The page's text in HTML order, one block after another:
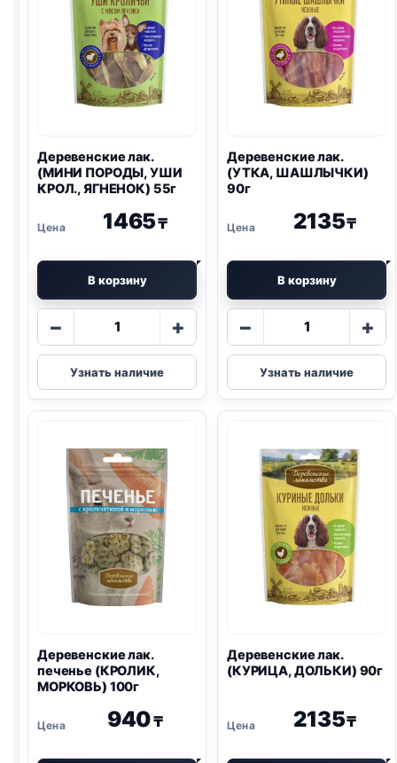
Деревенские лак.
(МИНИ ПОРОДЫ, УШИ
КРОЛ., ЯГНЕНОК) 55г
1465₸
В корзину
−
Количество
Деревенские
лак.
(МИНИ
КРОЛ.,
ЯГНЕНОК)
55г
+
Узнать наличие
Деревенские лак.
(УТКА, ШАШЛЫЧКИ)
90г
2135₸
В корзину
−
Количество
Деревенские
лак.
(УТКА,
+
Узнать наличие
Деревенские лак.
печенье (КРОЛИК,
МОРКОВЬ) 100г
940₸
Деревенские лак.
(КУРИЦА, ДОЛЬКИ) 90г
2135₸